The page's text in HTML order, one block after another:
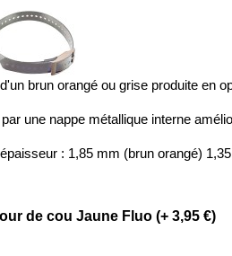
brun orangé ou grise produite en
une nappe métallique interne
: 1,85 mm (brun orangé)
de cou Jaune Fluo (+ 3,95 €)